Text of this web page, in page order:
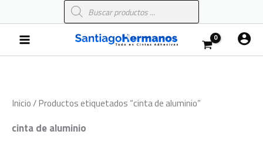
al
contenido
Búsqueda
de
Main
Menu
Inicio/ Productos etiquetados “cinta de aluminio”
cinta de aluminio